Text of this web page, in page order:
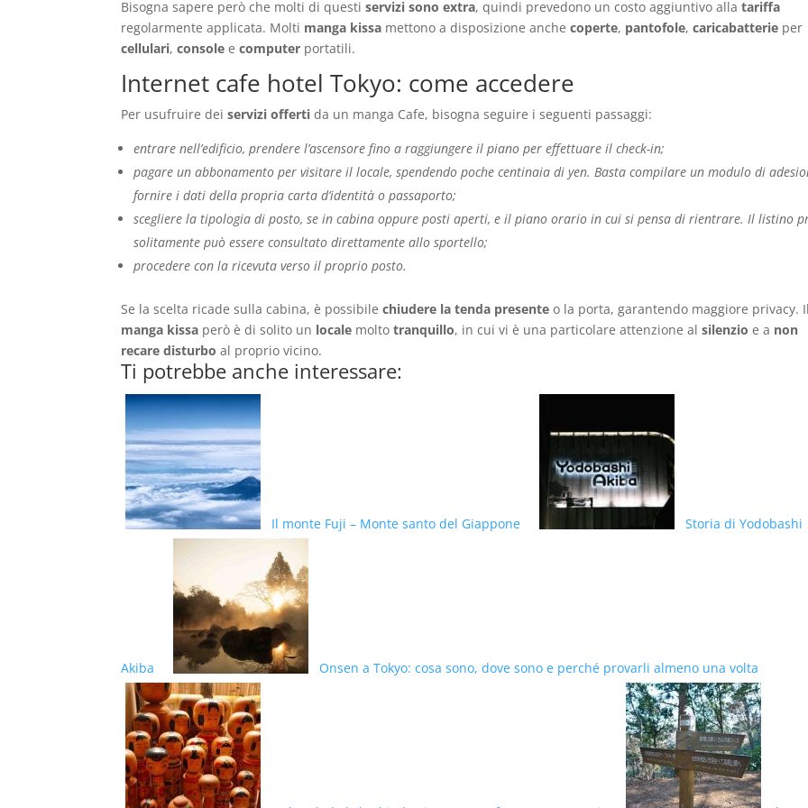
Bisogna sapere però che molti di questiservizi sono extra, quindi prevedono un costo aggiuntivo allatariffa
regolarmente applicata. Molti manga kissa mettono a disposizione anchecoperte, pantofole,caricabatterie per
cellulari,console ecomputer portatili.
Internet cafe hotel Tokyo: come accedere
Per usufruire deiservizi offerti da un manga Cafe, bisogna seguire i seguenti passaggi:
entrare nell’edificio, prendere l’ascensore fino a raggiungere il piano per effettuare il check-in;
pagare un abbonamento per visitare il locale, spendendo poche centinaia di yen. Basta compilare un modulo di
fornire i dati della propria carta d’identità o passaporto;
scegliere la tipologia di posto, se in cabina oppure posti aperti, e il piano orario in cui si pensa di rientrare. Il listino
solitamente può essere consultato direttamente allo sportello;
procedere con la ricevuta verso il proprio posto.
Se la scelta ricade sulla cabina, è possibilechiudere la tenda presente o la porta, garantendo maggiore privacy. Il
manga kissa però è di solito un locale moltotranquillo, in cui vi è una particolare attenzione alsilenzio e a non
recare disturbo al proprio vicino.
Ti potrebbe anche interessare:
Il monte Fuji – Monte santo del Giappone Storia di Yodobashi
Akiba Onsen a Tokyo: cosa sono, dove sono e perché provarli almeno una volta